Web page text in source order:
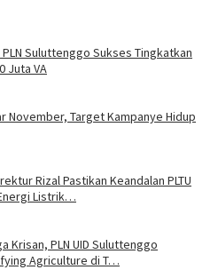
PLN Suluttenggo Sukses Tingkatkan
Juta VA
November, Target Kampanye Hidup
Rizal Pastikan Keandalan PLTU
Listrik…
Krisan, PLN UID Suluttenggo
Agriculture di T…